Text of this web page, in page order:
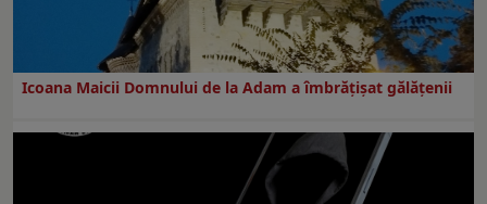
Icoana Maicii Domnului de la Adam a îmbrățișat gălățenii